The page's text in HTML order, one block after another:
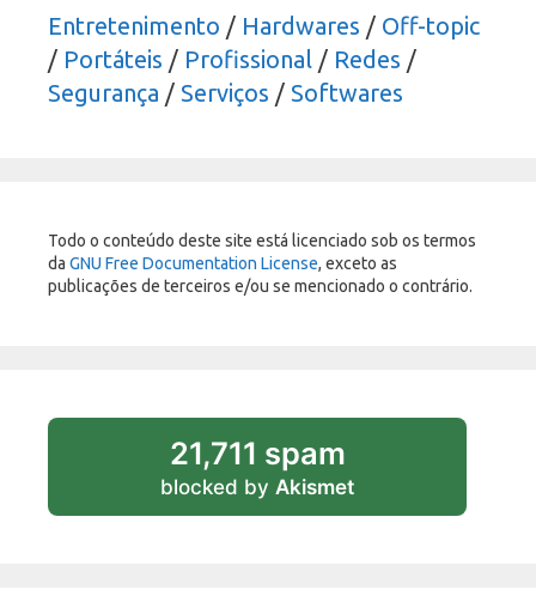
Entretenimento / Hardwares / Off-topic
/ Portáteis / Profissional / Redes /
Segurança / Serviços / Softwares
Todo o conteúdo deste site está licenciado sob os termos
da GNU Free Documentation License, exceto as
publicações de terceiros e/ou se mencionado o contrário.
21,711 spam
blocked by Akismet